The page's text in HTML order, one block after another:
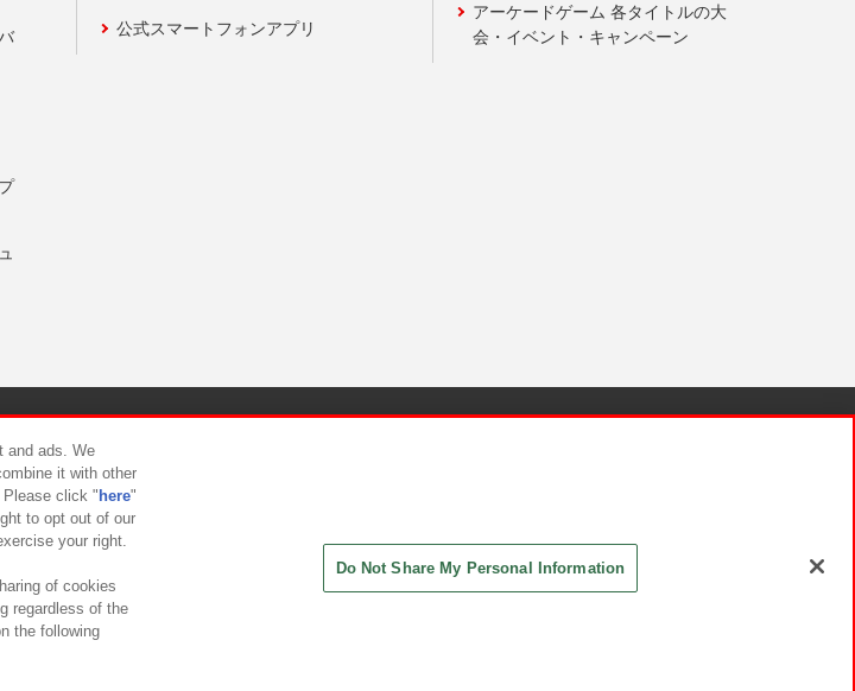
公式スマートフォンアプリ
アーケードゲーム 各タイトルの大
会・イベント・キャンペーン
スメント対応方針
and ads. We
it with other
Please click " here"
to opt out of our
your right.
of cookies
regardless of the
the following
Do Not Share My Personal Information